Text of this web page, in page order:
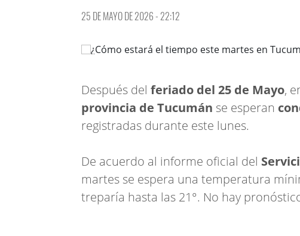
25 DE MAYO DE 2026 - 22:12
Después del feriado del 25 de Mayo,
provincia de Tucumán se esperan
registradas durante este lunes.
De acuerdo al informe oficial del
martes se espera una temperatura
treparía hasta las 21°. No hay